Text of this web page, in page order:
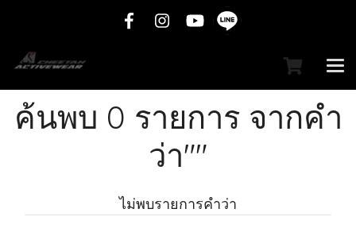
ค้นพบ 0 รายการ จากคำ
ว่า""
ไม่พบรายการคำว่า